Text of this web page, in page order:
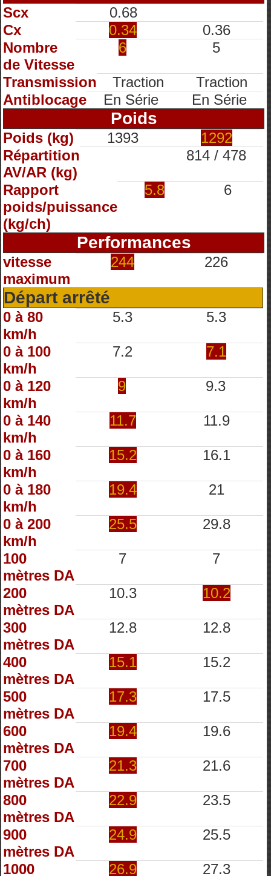
Scx
0.68
Cx
0.34
0.36
Nombre
de Vitesse
6 5
Transmission Traction
Traction
Antiblocage
En Série En Série
Poids
Poids (kg) 1393
1292
Répartition
AV/AR (kg)
814 / 478
Rapport
poids/puissance
(kg/ch)
5.8 6
Performances
vitesse
maximum
244 226
Départ arrêté
0 à 80
km/h
5.3 5.3
0 à 100
km/h
7.2 7.1
0 à 120
km/h
9 9.3
0 à 140
km/h
11.7 11.9
0 à 160
km/h
15.2 16.1
0 à 180
km/h
19.4 21
0 à 200
km/h
25.5 29.8
100
mètres DA
7 7
200
mètres DA
10.3 10.2
300
mètres DA
12.8 12.8
400
mètres DA
15.1 15.2
500
mètres DA
17.3 17.5
600
mètres DA
19.4 19.6
700
mètres DA
21.3 21.6
800
mètres DA
22.9 23.5
900
mètres DA
24.9 25.5
1000
26.9 27.3